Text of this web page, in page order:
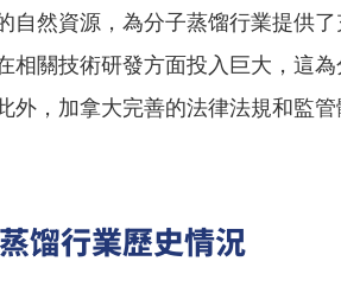
自然資源，為分子蒸馏行業提供
相關技術研發方面投入巨大，這
外，加拿大完善的法律法規和監
馏行業歷史情況